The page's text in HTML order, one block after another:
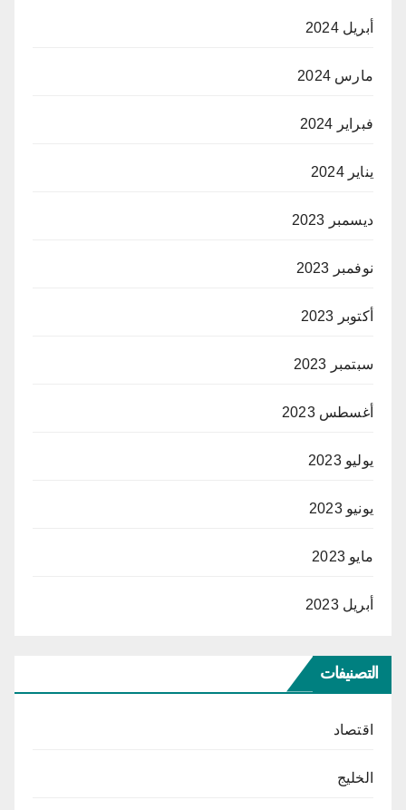
أبريل 2024
مارس 2024
فبراير 2024
يناير 2024
ديسمبر 2023
نوفمبر 2023
أكتوبر 2023
سبتمبر 2023
أغسطس 2023
يوليو 2023
يونيو 2023
مايو 2023
أبريل 2023
التصنيفات
اقتصاد
الخليج